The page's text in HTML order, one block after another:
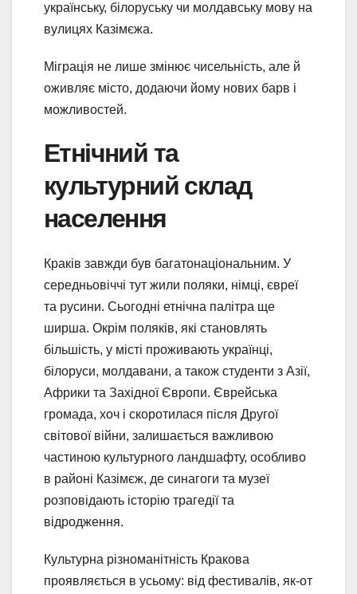
українську, білоруську чи молдавську мову на
вулицях Казімєжа.
Міграція не лише змінює чисельність, але й
оживляє місто, додаючи йому нових барв і
можливостей.
Етнічний та
культурний склад
населення
Краків завжди був багатонаціональним. У
середньовіччі тут жили поляки, німці, євреї
та русини. Сьогодні етнічна палітра ще
ширша. Окрім поляків, які становлять
більшість, у місті проживають українці,
білоруси, молдавани, а також студенти з Азії,
Африки та Західної Європи. Єврейська
громада, хоч і скоротилася після Другої
світової війни, залишається важливою
частиною культурного ландшафту, особливо
в районі Казімєж, де синагоги та музеї
розповідають історію трагедії та
відродження.
Культурна різноманітність Кракова
проявляється в усьому: від фестивалів, як-от